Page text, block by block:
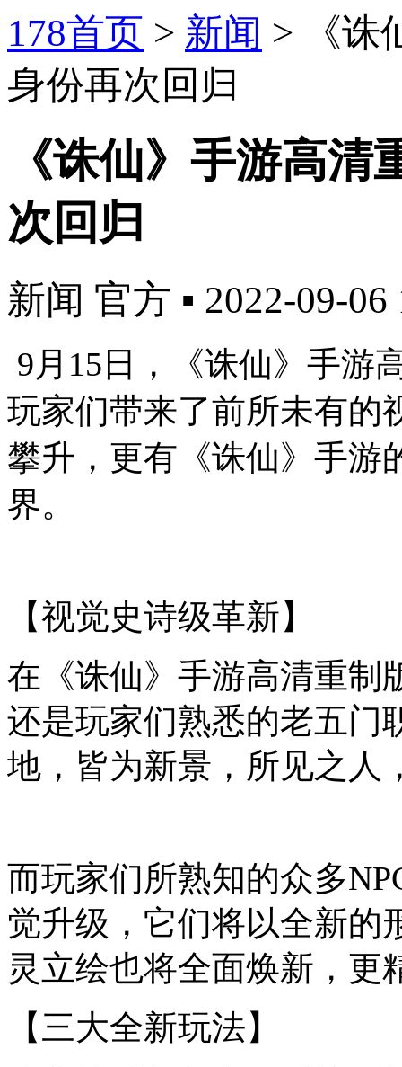
178首页 > 新闻 >
《
身份再次回归
《诛仙》手游高
次回归
新闻 官方 ▪ 2022-09-06
9月15 日，《诛仙》手游
玩家们带来了前所未有的
攀升，更有《诛仙》手游
界。
【视觉史诗级革新】
在《诛仙》手游高清重制
还是玩家们熟悉的老五门
地，皆为新景，所见之人
而玩家们所熟知的众多
觉升级，它们将以全新的
灵立绘也将全面焕新，更
【三大全新玩法】